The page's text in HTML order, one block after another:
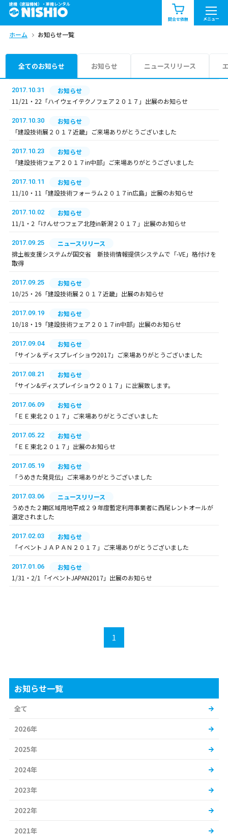
建機（建設機械）・重機レンタル
問合せ依頼 メニュー
商品一覧 お知らせ一覧
問合せ依頼リスト
エリア情報を見る
ホーム お知らせ一覧
全てのお知らせ お知らせ ニュースリリース
2017.10.31
お知らせ
11/21・22「ハイウェイテクノフェア２０１７」出展のお知らせ
2017.10.30
お知らせ
「建設技術展２０１７近畿」ご来場ありがとうございました
2017.10.23
お知らせ
「建設技術フェア２０１７in中部」ご来場ありがとうございました
2017.10.11
お知らせ
11/10・11「建設技術フォーラム２０１７in広島」出展のお知らせ
2017.10.02
お知らせ
11/1・2「けんせつフェア北陸in新潟２０１７」出展のお知らせ
2017.09.25
ニュースリリース
排土板支援システムが国交省 新技術情報提供システムで「-VE」格付けを
取得
2017.09.25
お知らせ
10/25・26「建設技術展２０１７近畿」出展のお知らせ
2017.09.19
お知らせ
10/18・19「建設技術フェア２０１７in中部」出展のお知らせ
2017.09.04
お知らせ
「サイン＆ディスプレイショウ2017」ご来場ありがとうございました
2017.08.21
お知らせ
「サイン&ディスプレイショウ２０１７」に出展致します。
2017.06.09
お知らせ
「ＥＥ東北２０１７」ご来場ありがとうございました
2017.05.22
お知らせ
「ＥＥ東北２０１７」出展のお知らせ
2017.05.19
お知らせ
「うめきた発見伝」ご来場ありがとうございました
2017.03.06
ニュースリリース
うめきた２期区域用地平成２９年度暫定利用事業者に西尾レントオールが
選定されました
2017.02.03
お知らせ
「イベントＪＡＰＡＮ２０１７」ご来場ありがとうございました
2017.01.06
お知らせ
1/31・2/1「イベントJAPAN2017」出展のお知らせ
1
お知らせ一覧
全て
2026年
2025年
2024年
2023年
2022年
2021年